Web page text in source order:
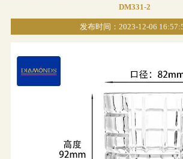
DM331-2
发布时间：2023-12-06